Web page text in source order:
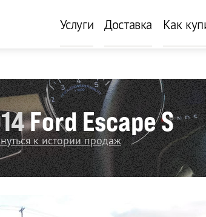
Услуги Доставка Как
Ford Escape S
к истории продаж